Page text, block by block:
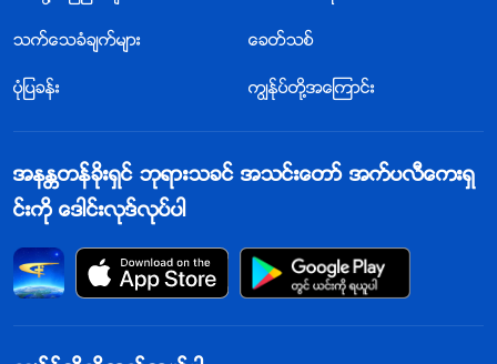
သက္ေသခံခ်က္မ်ား ေခတ္သစ္
ပုံျပခန္း ကြၽန္ုပ္တို႔အေၾကာင္း
အနႏၲတန္ခိုးရွင္ ဘုရားသခင္ အသင္းေတာ္ အက္ပလီေကးရွ
င္းကို ေဒါင္းလုဒ္လုပ္ပါ